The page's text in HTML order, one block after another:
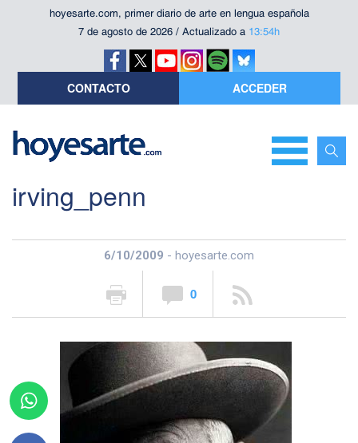
hoyesarte.com, primer diario de arte en lengua española
7 de agosto de 2026 / Actualizado a 13:54h
CONTACTO ACCEDER
irving_penn
6/10/2009 - hoyesarte.com
0